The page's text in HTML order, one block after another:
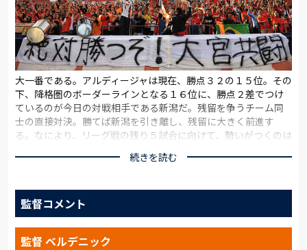
大一番である。アルディージャは現在、勝点３２の１５位。その
下、降格圏のボーダーラインとなる１６位に、勝点２差でつけ
ているのが今日の対戦相手である新潟だ。残留を争うチーム同
士の直接対決。勝てば新潟を引き離し、残留に大きく前進す
る。なにより、リーグ戦の残り５試合に向けて、勢いがつくのは
来、２勝３分けと負けなし。天皇杯を含めれば、４勝３分けと
抜群の勝率である。特にリーグ戦は過去４試合で無失点。抜群
の安定感を発揮している要因を、河本は「全員がハードワーク
している」と語っている。
続きを読む
監督コメント
監督 ベルデニック